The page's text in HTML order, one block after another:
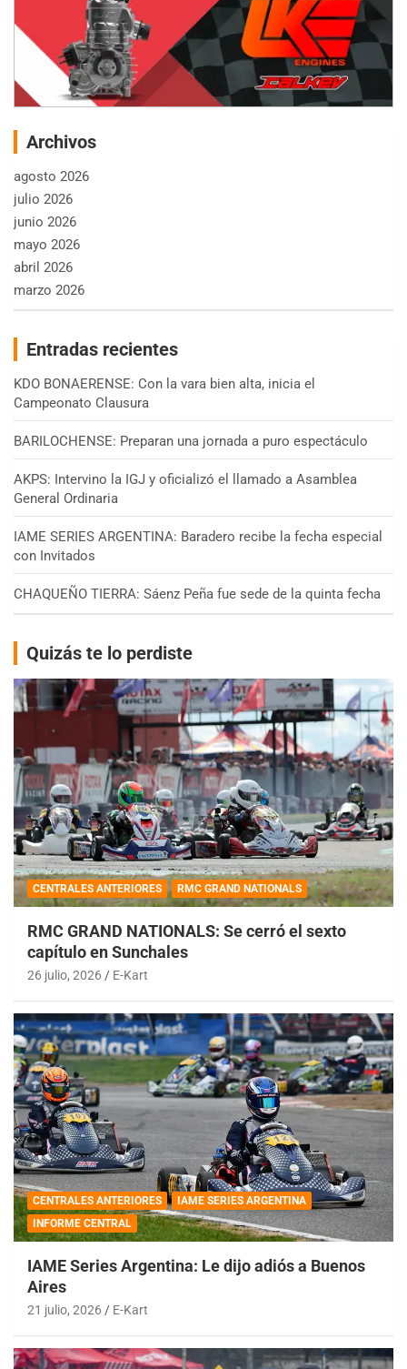
Archivos
agosto 2026
julio 2026
junio 2026
mayo 2026
abril 2026
marzo 2026
Entradas recientes
KDO BONAERENSE: Con la vara bien alta, inicia el
Campeonato Clausura
BARILOCHENSE: Preparan una jornada a puro espectáculo
AKPS: Intervino la IGJ y oficializó el llamado a Asamblea
General Ordinaria
IAME SERIES ARGENTINA: Baradero recibe la fecha especial
con Invitados
CHAQUEÑO TIERRA: Sáenz Peña fue sede de la quinta fecha
Quizás te lo perdiste
CENTRALES ANTERIORES RMC GRAND NATIONALS
RMC GRAND NATIONALS: Se cerró el sexto
capítulo en Sunchales
26 julio, 2026 E-Kart
CENTRALES ANTERIORES
IAME SERIES ARGENTINA
INFORME CENTRAL
IAME Series Argentina: Le dijo adiós a Buenos
Aires
21 julio, 2026 E-Kart